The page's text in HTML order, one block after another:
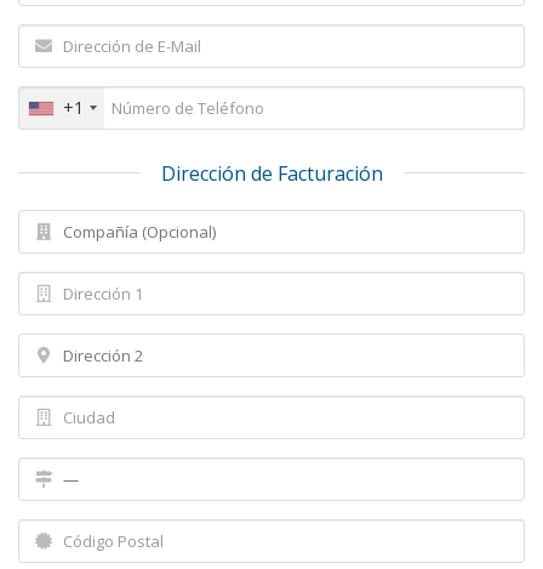
+1
Dirección de Facturación